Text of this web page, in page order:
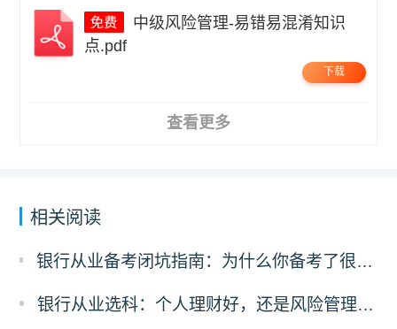
点.pdf
下载
查看更多
相关阅读
银行从业备考闭坑指南：为什么你备考了很久过不了？可能是刷错了题！
银行从业选科：个人理财好，还是风险管理更有前途？